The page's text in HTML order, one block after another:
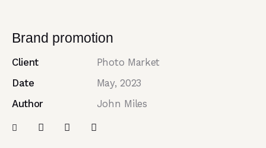
Brand promotion
Client
Photo Market
Date
May, 2023
Author
John Miles